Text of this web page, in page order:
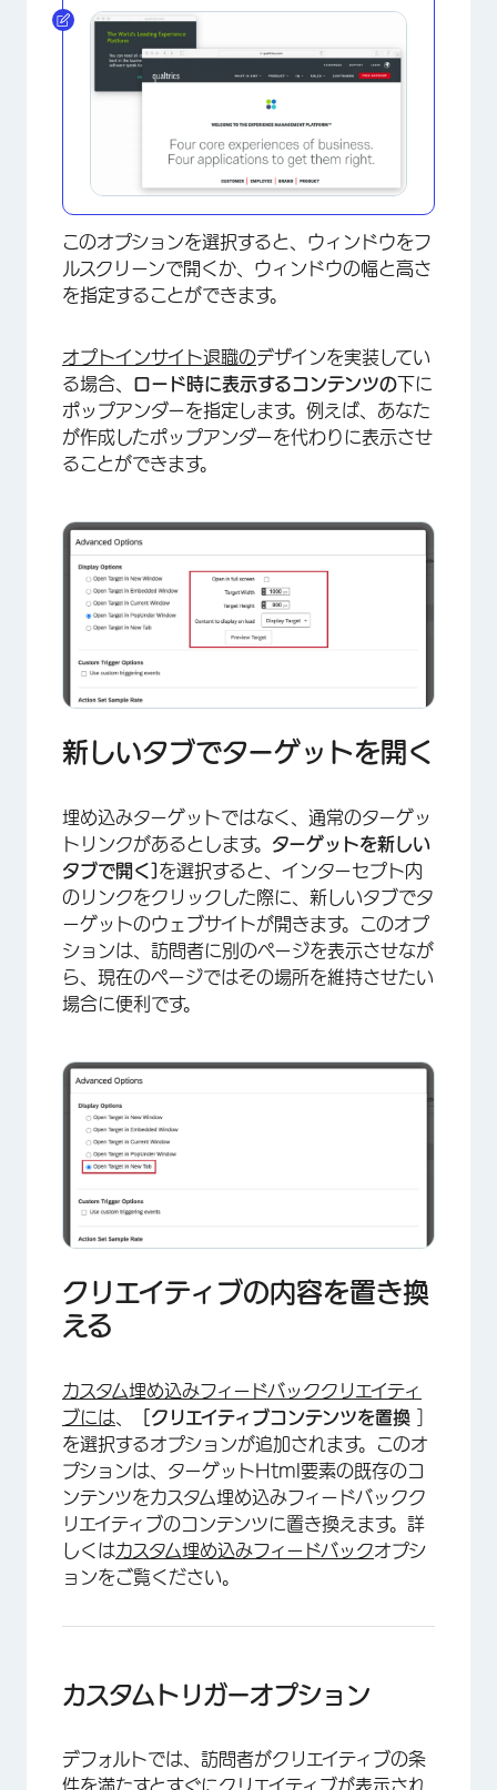
このオプションを選択すると、ウィンドウをフ
ルスクリーンで開くか、ウィンドウの幅と高さ
を指定することができます。
オプトインサイト退職のデザインを実装してい
る場合、 ロード時に表示するコンテンツの下に
ポップアンダーを指定します。例えば、あなた
が作成したポップアンダーを代わりに表示させ
ることができます。
×
新しいタブでターゲットを開く
埋め込みターゲットではなく、通常のターゲッ
トリンクがあるとします。 ターゲットを新しい
タブで開く] を選択すると、インターセプト内
のリンクをクリックした際に、新しいタブでタ
ーゲットのウェブサイトが開きます。このオプ
ションは、訪問者に別のページを表示させなが
ら、現在のページではその場所を維持させたい
場合に便利です。
クリエイティブの内容を置き換
える
カスタム埋め込みフィードバッククリエイティ
ブには、 ［クリエイティブコンテンツを置換
を選択するオプションが追加されます。このオ
プションは、ターゲットHtml要素の既存のコ
ンテンツをカスタム埋め込みフィードバックク
リエイティブのコンテンツに置き換えます。詳
しくはカスタム埋め込みフィードバックオプシ
ョンをご覧ください。
カスタムトリガーオプション
デフォルトでは、訪問者がクリエイティブの条
件を満たすとすぐにクリエイティブが表示され